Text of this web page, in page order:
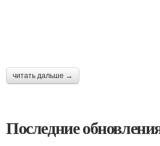
читать дальше →
Последние